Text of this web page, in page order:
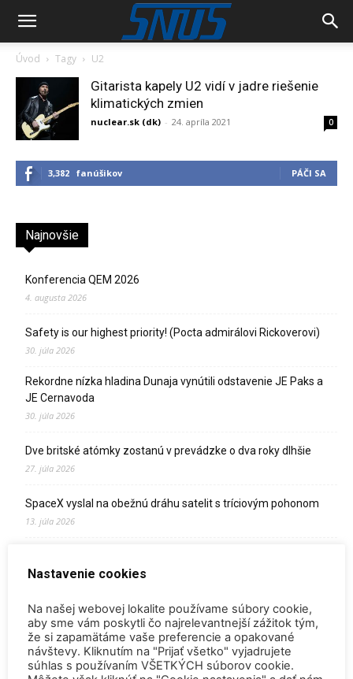
Úvod Tagy U2
Gitarista kapely U2 vidí v jadre riešenie
klimatických zmien
nuclear.sk (dk) - 24. apríla 2021 0
3,382 fanúšikov PÁČI SA
Najnovšie
Konferencia QEM 2026
4. augusta 2026
Safety is our highest priority! (Pocta admirálovi Rickoverovi)
30. júla 2026
Rekordne nízka hladina Dunaja vynútili odstavenie JE Paks a
JE Cernavoda
30. júla 2026
Dve britské atómky zostanú v prevádzke o dva roky dlhšie
27. júla 2026
SpaceX vyslal na obežnú dráhu satelit s tríciovým pohonom
13. júla 2026
2. júla 2026
Palivo v Mochovciach 4: Slovensko upevňuje pozíciu medzi
jadrovou špičkou Európy
2. júla 2026
Startup Helion získal stámilióny na fúznu elektráreň pre
Nastavenie cookies
Na našej webovej lokalite používame súbory cookie,
aby sme vám poskytli čo najrelevantnejší zážitok tým,
že si zapamätáme vaše preferencie a opakované
návštevy. Kliknutím na "Prijať všetko" vyjadrujete
súhlas s používaním VŠETKÝCH súborov cookie.